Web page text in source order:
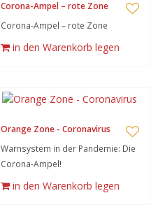
Corona-Ampel – rote Zone
Corona-Ampel – rote Zone
in den Warenkorb legen
Orange Zone - Coronavirus
Warnsystem in der Pandemie: Die
Corona-Ampel!
in den Warenkorb legen